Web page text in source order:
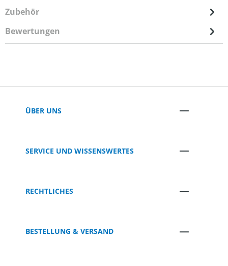
Zubehör
Bewertungen
ÜBER UNS
SERVICE UND WISSENSWERTES
RECHTLICHES
BESTELLUNG & VERSAND